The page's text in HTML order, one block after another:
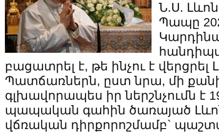
Ն.Ս.
Պապը
բացատրել է, թե ինչու է վերցրել
Պատճառներն, ըստ նրա, մի
գլխավորապես իր ներշնչումն է
պապական գահին ծառայած
վճռական դիրքորոշմամբ`